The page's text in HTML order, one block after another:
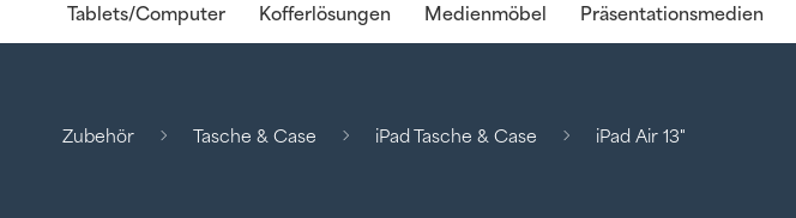
Tablets/Computer Kofferlösungen Medienmöbel Präsentationsmedien
Zubehör Tasche & Case iPad Tasche & Case iPad Air 13"